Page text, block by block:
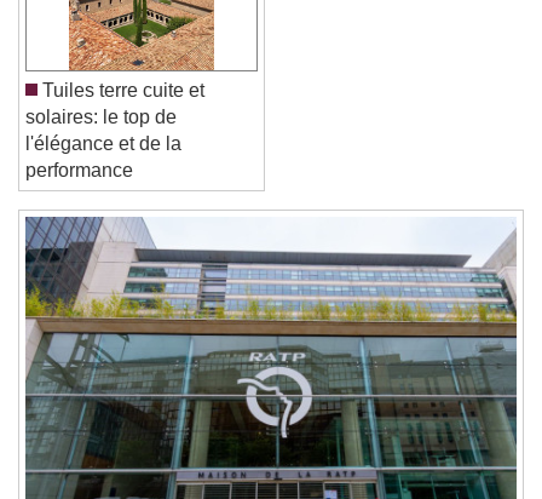
Font Family
Reset
Done
Close Modal Dialog
End of dialog window.
Tuiles terre cuite et
solaires: le top de
l'élégance et de la
performance